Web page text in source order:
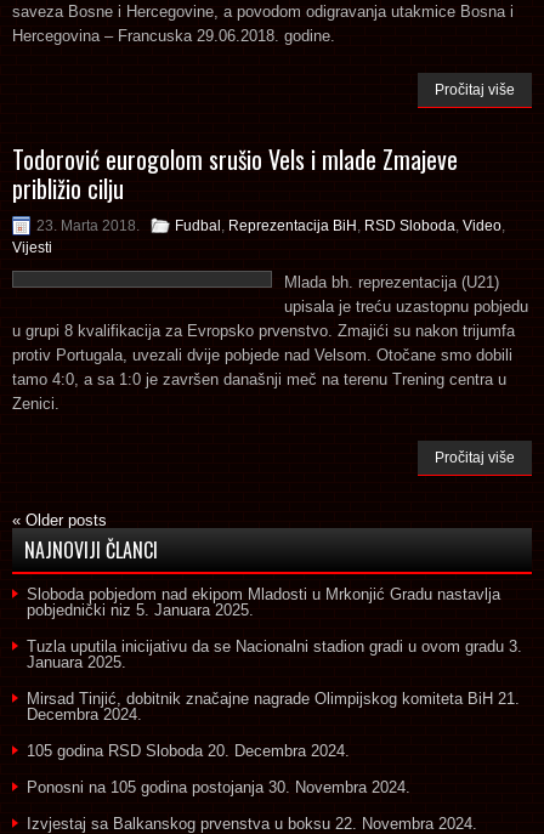
saveza Bosne i Hercegovine, a povodom odigravanja utakmice Bosna i
Hercegovina – Francuska 29.06.2018. godine.
Pročitaj više
Todorović eurogolom srušio Vels i mlade Zmajeve
približio cilju
23. Marta 2018. Fudbal Reprezentacija BiH RSD Sloboda Video
Vijesti
Mlada bh. reprezentacija (U21)
upisala je treću uzastopnu pobjedu
u grupi 8 kvalifikacija za Evropsko prvenstvo. Zmajići su nakon trijumfa
protiv Portugala, uvezali dvije pobjede nad Velsom. Otočane smo dobili
tamo 4:0, a sa 1:0 je završen današnji meč na terenu Trening centra u
Zenici.
Pročitaj više
« Older posts
NAJNOVIJI ČLANCI
Sloboda pobjedom nad ekipom Mladosti u Mrkonjić Gradu nastavlja
pobjednički niz 5. Januara 2025.
Tuzla uputila inicijativu da se Nacionalni stadion gradi u ovom gradu 3.
Januara 2025.
Mirsad Tinjić, dobitnik značajne nagrade Olimpijskog komiteta BiH 21.
Decembra 2024.
105 godina RSD Sloboda 20. Decembra 2024.
Ponosni na 105 godina postojanja 30. Novembra 2024.
Izvjestaj sa Balkanskog prvenstva u boksu 22. Novembra 2024.